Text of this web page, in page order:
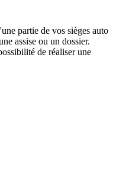
partie de vos sièges auto
assise ou un dossier.
de réaliser une